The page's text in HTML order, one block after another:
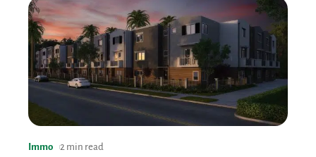
Immo 2 min read